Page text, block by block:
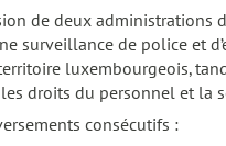
de deux administrations
surveillance de police et
luxembourgeois,
droits du personnel et la
consécutifs :